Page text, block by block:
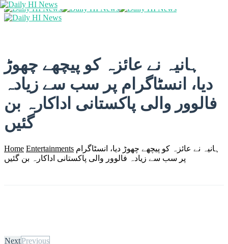
ہانیہ نے عائزہ کو پیچھے چھوڑ
دیا، انسٹاگرام پر سب سے زیادہ
فالوور والی پاکستانی اداکارہ بن
گئیں
Home Entertainments ہانیہ نے عائزہ کو پیچھے چھوڑ دیا، انسٹاگرام
پر سب سے زیادہ فالوور والی پاکستانی اداکارہ بن گئیں
NextPrevious